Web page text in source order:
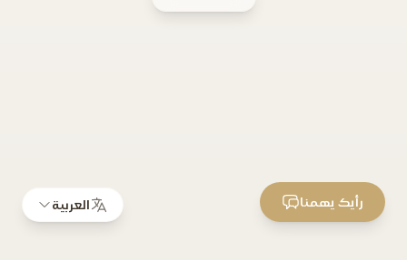
العربية رأيك يهمنا